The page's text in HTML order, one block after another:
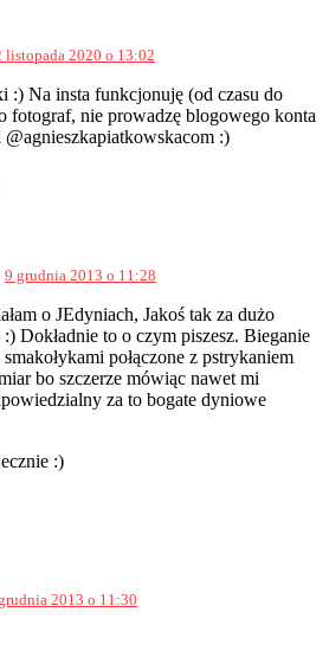
listopada 2020 o 13:02
:) Na insta funkcjonuję (od czasu do
fotograf, nie prowadzę blogowego konta
@agnieszkapiatkowskacom :)
9 grudnia 2013 o 11:28
o JEdyniach, Jakoś tak za dużo
:) Dokładnie to o czym piszesz. Bieganie
połączone z pstrykaniem
bo szczerze mówiąc nawet mi
za to bogate dyniowe
:)
2013 o 11:30